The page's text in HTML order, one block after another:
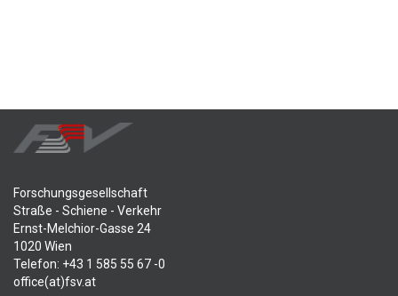
Forschungsgesellschaft
Straße - Schiene - Verkehr
Ernst-Melchior-Gasse 24
1020 Wien
Telefon: +43 1 585 55 67 -0
office(at)fsv.at